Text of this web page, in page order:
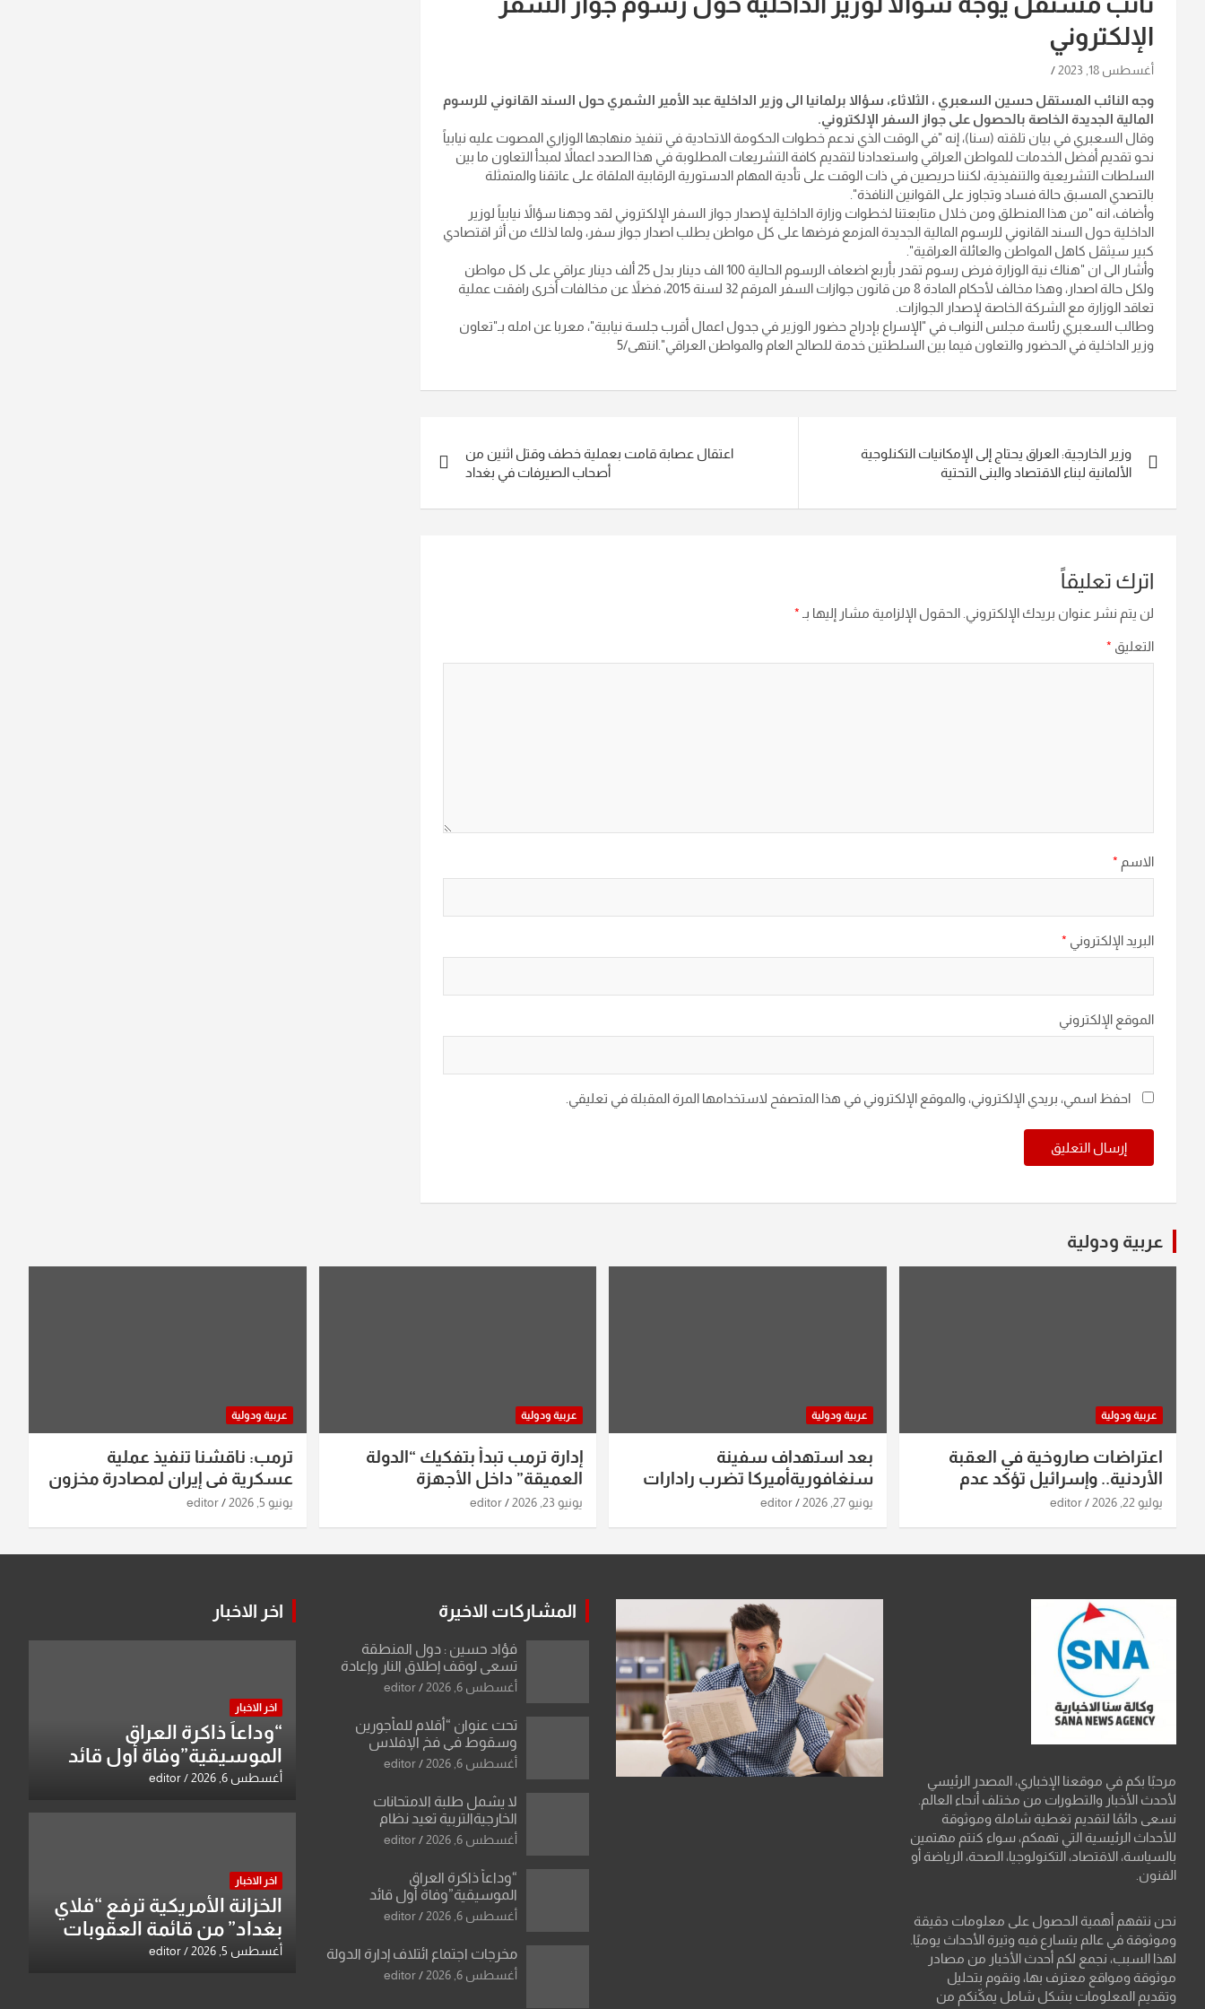
الإلكتروني
أغسطس 18, 2023
وجه النائب المستقل حسين السعبري ، الثلاثاء، سؤالا برلمانيا الى وزير الداخلية عبد الأمير الشمري حول السند القانوني للرسوم
المالية الجديدة الخاصة بالحصول على جواز السفر الإلكتروني.
وقال السعبري في بيان تلقته (سنا)، إنه "في الوقت الذي ندعم خطوات الحكومة الاتحادية في تنفيذ منهاجها الوزاري المصوت عليه نيابياً
نحو تقديم أفضل الخدمات للمواطن العراقي واستعدادنا لتقديم كافة التشريعات المطلوبة في هذا الصدد اعمالاً لمبدأ التعاون ما بين
السلطات التشريعية والتنفيذية، لكننا حريصين في ذات الوقت على تأدية المهام الدستورية الرقابية الملقاة على عاتقنا والمتمثلة
بالتصدي المسبق حالة فساد وتجاوز على القوانين النافذة".
وأضاف، انه "من هذا المنطلق ومن خلال متابعتنا لخطوات وزارة الداخلية لإصدار جواز السفر الإلكتروني لقد وجهنا سؤالاً نيابياً لوزير
الداخلية حول السند القانوني للرسوم المالية الجديدة المزمع فرضها على كل مواطن يطلب اصدار جواز سفر، ولما لذلك من أثر اقتصادي
كبير سيثقل كاهل المواطن والعائلة العراقية".
وأشار الى ان "هناك نية الوزارة فرض رسوم تقدر بأربع اضعاف الرسوم الحالية 100 الف دينار بدل 25 ألف دينار عراقي على كل مواطن
ولكل حالة اصدار، وهذا مخالف لأحكام المادة 8 من قانون جوازات السفر المرقم 32 لسنة 2015، فضلاً عن مخالفات أخرى رافقت عملية
تعاقد الوزارة مع الشركة الخاصة لإصدار الجوازات.
وطالب السعبري رئاسة مجلس النواب في "الإسراع بإدراج حضور الوزير في جدول اعمال أقرب جلسة نيابية"، معربا عن امله بـ"تعاون
وزير الداخلية في الحضور والتعاون فيما بين السلطتين خدمة للصالح العام والمواطن العراقي".انتهى/5
المقالات
وزير الخارجية: العراق يحتاج إلى الإمكانيات التكنلوجية
الألمانية لبناء الاقتصاد والبنى التحتية
اعتقال عصابة قامت بعملية خطف وقتل اثنين من
أصحاب الصيرفات في بغداد
اترك تعليقاً
لن يتم نشر عنوان بريدك الإلكتروني. الحقول الإلزامية مشار إليها بـ *
التعليق *
الاسم *
البريد الإلكتروني *
الموقع الإلكتروني
احفظ اسمي، بريدي الإلكتروني، والموقع الإلكتروني في هذا المتصفح لاستخدامها المرة المقبلة في تعليقي.
عربية ودولية
عربية ودولية
اعتراضات صاروخية في العقبة
الأردنية.. وإسرائيل تؤكد عدم
استهدافها
يوليو 22, 2026 editor
عربية ودولية
بعد استهداف سفينة
سنغافوريةأميركا تضرب رادارات
ومواقع صواريخ ومسيرات إيران..
يونيو 27, 2026 editor
عربية ودولية
إدارة ترمب تبدأ بتفكيك “الدولة
العميقة” داخل الأجهزة
الاستخباراتية
يونيو 23, 2026 editor
عربية ودولية
ترمب: ناقشنا تنفيذ عملية
عسكرية في إيران لمصادرة مخزون
اليورانيوم
يونيو 5, 2026 editor
مرحبًا بكم في موقعنا الإخباري، المصدر الرئيسي
لأحدث الأخبار والتطورات من مختلف أنحاء العالم.
نسعى دائمًا لتقديم تغطية شاملة وموثوقة
للأحداث الرئيسية التي تهمكم، سواء كنتم مهتمين
بالسياسة، الاقتصاد، التكنولوجيا، الصحة، الرياضة أو
الفنون.
نحن نتفهم أهمية الحصول على معلومات دقيقة
وموثوقة في عالم يتسارع فيه وتيرة الأحداث يوميًا.
لهذا السبب، نجمع لكم أحدث الأخبار من مصادر
موثوقة ومواقع معترف بها، ونقوم بتحليل
وتقديم المعلومات بشكل شامل يمكّنكم من
المشاركات الاخيرة
فؤاد حسين : دول المنطقة
تسعى لوقف إطلاق النار وإعادة
فتح مضيق هرمز .. والعراق يطرح
أغسطس 6, 2026 editor
تحت عنوان “أقلام للمأجورين
وسقوط في فخ الإفلاس
الإعلامي”: ردٌّ صريح على افتراءات
أغسطس 6, 2026 editor
لا يشمل طلبة الامتحانات
الخارجيةالتربية تعيد نظام
المحاولات لطلبة السادس
أغسطس 6, 2026 editor
“وداعاً ذاكرة العراق
الموسيقية”وفاة أول قائد
للأوركسترا السمفونية عبد الرزاق
أغسطس 6, 2026 editor
مخرجات اجتماع ائتلاف إدارة الدولة
أغسطس 6, 2026 editor
اخر الاخبار
اخر الاخبار
“وداعاً ذاكرة العراق
الموسيقية”وفاة أول قائد
للأوركسترا السمفونية عبد
أغسطس 6, 2026 editor
اخر الاخبار
الخزانة الأمريكية ترفع “فلاي
بغداد” من قائمة العقوبات
وتبقي اسم مالكها مدرجا
أغسطس 5, 2026 editor